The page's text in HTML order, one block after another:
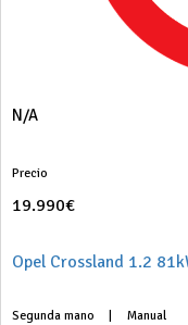
N/A
Precio
19.990€
Opel Crossland 1.2
Segunda mano Manual